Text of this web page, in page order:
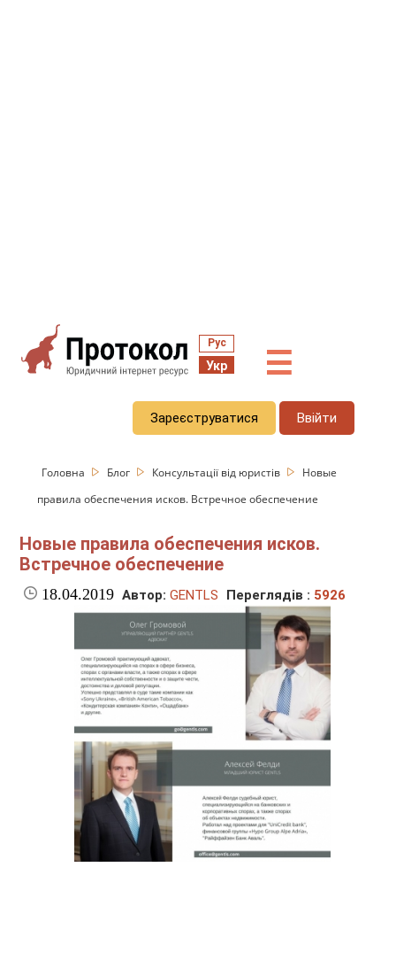
Рус
Укр ☰
Зареєструватися Ввійти
Головна Блог Консультації від юристів
Новые
правила обеспечения исков. Встречное обеспечение
Новые правила обеспечения исков.
Встречное обеспечение
18.04.2019 Автор: GENTLS Переглядів : 5926